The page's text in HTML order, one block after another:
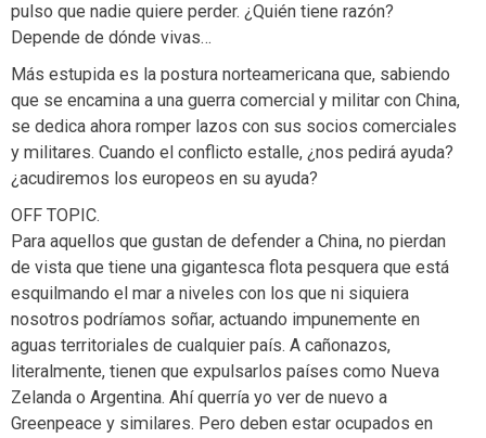
pulso que nadie quiere perder. ¿Quién tiene razón?
Depende de dónde vivas…
Más estupida es la postura norteamericana que, sabiendo
que se encamina a una guerra comercial y militar con China,
se dedica ahora romper lazos con sus socios comerciales
y militares. Cuando el conflicto estalle, ¿nos pedirá ayuda?
¿acudiremos los europeos en su ayuda?
OFF TOPIC.
Para aquellos que gustan de defender a China, no pierdan
de vista que tiene una gigantesca flota pesquera que está
esquilmando el mar a niveles con los que ni siquiera
nosotros podríamos soñar, actuando impunemente en
aguas territoriales de cualquier país. A cañonazos,
literalmente, tienen que expulsarlos países como Nueva
Zelanda o Argentina. Ahí querría yo ver de nuevo a
Greenpeace y similares. Pero deben estar ocupados en